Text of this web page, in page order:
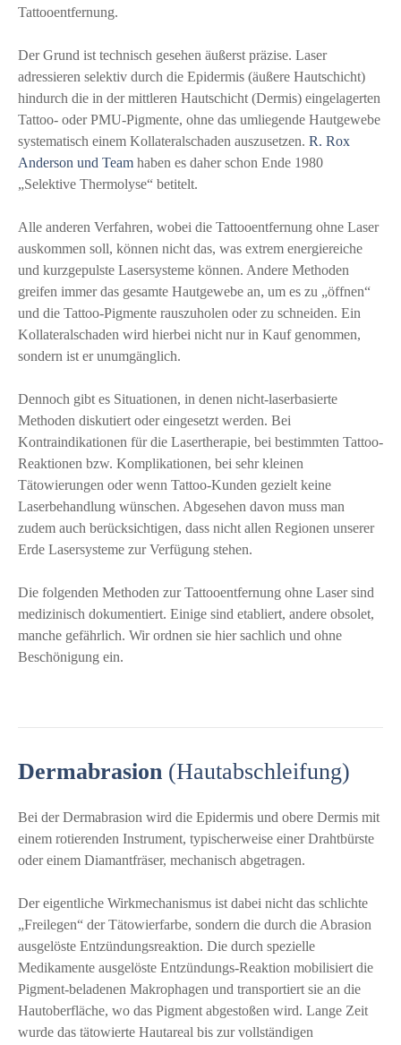
Tattooentfernung.
Der Grund ist technisch gesehen äußerst präzise. Laser
adressieren selektiv durch die Epidermis (äußere Hautschicht)
hindurch die in der mittleren Hautschicht (Dermis) eingelagerten
Tattoo- oder PMU-Pigmente, ohne das umliegende Hautgewebe
systematisch einem Kollateralschaden auszusetzen. R. Rox
Anderson und Team haben es daher schon Ende 1980
„Selektive Thermolyse“ betitelt.
Alle anderen Verfahren, wobei die Tattooentfernung ohne Laser
auskommen soll, können nicht das, was extrem energiereiche
und kurzgepulste Lasersysteme können. Andere Methoden
greifen immer das gesamte Hautgewebe an, um es zu „öffnen“
und die Tattoo-Pigmente rauszuholen oder zu schneiden. Ein
Kollateralschaden wird hierbei nicht nur in Kauf genommen,
sondern ist er unumgänglich.
Dennoch gibt es Situationen, in denen nicht-laserbasierte
Methoden diskutiert oder eingesetzt werden. Bei
Kontraindikationen für die Lasertherapie, bei bestimmten Tattoo-
Reaktionen bzw. Komplikationen, bei sehr kleinen
Tätowierungen oder wenn Tattoo-Kunden gezielt keine
Laserbehandlung wünschen. Abgesehen davon muss man
zudem auch berücksichtigen, dass nicht allen Regionen unserer
Erde Lasersysteme zur Verfügung stehen.
Die folgenden Methoden zur Tattooentfernung ohne Laser sind
medizinisch dokumentiert. Einige sind etabliert, andere obsolet,
manche gefährlich. Wir ordnen sie hier sachlich und ohne
Beschönigung ein.
Dermabrasion (Hautabschleifung)
Bei der Dermabrasion wird die Epidermis und obere Dermis mit
einem rotierenden Instrument, typischerweise einer Drahtbürste
oder einem Diamantfräser, mechanisch abgetragen.
Der eigentliche Wirkmechanismus ist dabei nicht das schlichte
„Freilegen“ der Tätowierfarbe, sondern die durch die Abrasion
ausgelöste Entzündungsreaktion. Die durch spezielle
Medikamente ausgelöste Entzündungs-Reaktion mobilisiert die
Pigment-beladenen Makrophagen und transportiert sie an die
Hautoberfläche, wo das Pigment abgestoßen wird. Lange Zeit
wurde das tätowierte Hautareal bis zur vollständigen